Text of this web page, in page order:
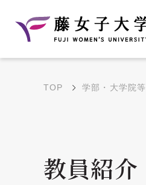
学部・学科の教育目的
大学院の教育目的
TOP 学部・大学院等
教員紹介